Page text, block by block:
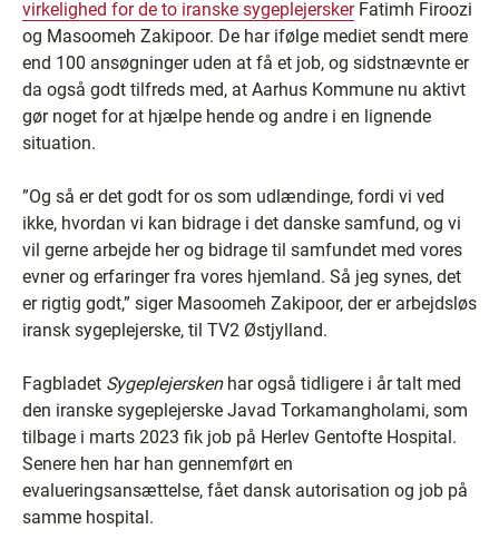
virkelighed for de to iranske sygeplejerskerFatimh Firoozi
og Masoomeh Zakipoor. De har ifølge mediet sendt mere
end 100 ansøgninger uden at få et job, og sidstnævnte er
da også godt tilfreds med, at Aarhus Kommune nu aktivt
gør noget for at hjælpe hende og andre i en lignende
situation.
”Og så er det godt for os som udlændinge, fordi vi ved
ikke, hvordan vi kan bidrage i det danske samfund, og vi
vil gerne arbejde her og bidrage til samfundet med vores
evner og erfaringer fra vores hjemland. Så jeg synes, det
er rigtig godt,” siger Masoomeh Zakipoor, der er arbejdsløs
iransk sygeplejerske, til TV2 Østjylland.
Fagbladet Sygeplejersken har også tidligere i år talt med
den iranske sygeplejerske Javad Torkamangholami, som
tilbage i marts 2023 fik job på Herlev Gentofte Hospital.
Senere hen har han gennemført en
evalueringsansættelse, fået dansk autorisation og job på
samme hospital.